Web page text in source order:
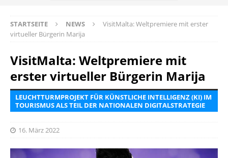
STARTSEITE NEWS
VisitMalta: Weltpremiere mit erster
virtueller Bürgerin Marija
VisitMalta: Weltpremiere mit
erster virtueller Bürgerin Marija
LEUCHTTURMPROJEKT FÜR KÜNSTLICHE INTELLIGENZ (KI) IM
TOURISMUS ALS TEIL DER NATIONALEN DIGITALSTRATEGIE
16. März 2022